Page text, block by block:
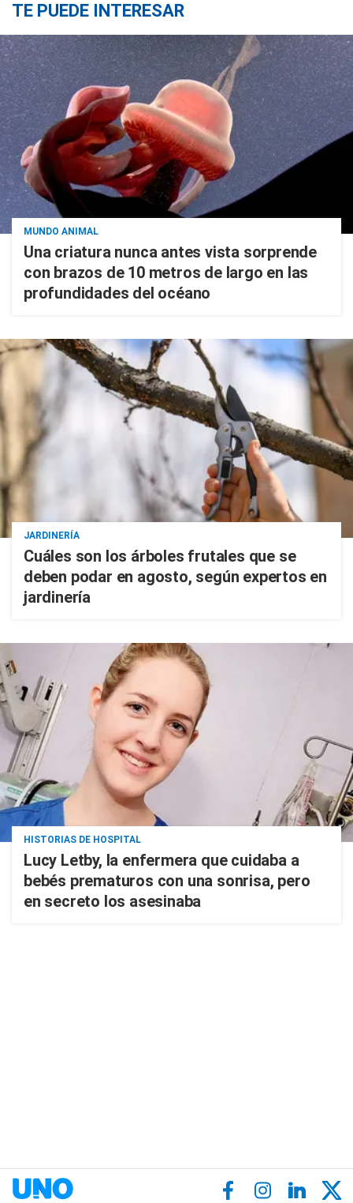
TE PUEDE INTERESAR
MUNDO ANIMAL
Una criatura nunca antes vista sorprende
con brazos de 10 metros de largo en las
profundidades del océano
JARDINERÍA
Cuáles son los árboles frutales que se
deben podar en agosto, según expertos en
jardinería
HISTORIAS DE HOSPITAL
Lucy Letby, la enfermera que cuidaba a
bebés prematuros con una sonrisa, pero
en secreto los asesinaba